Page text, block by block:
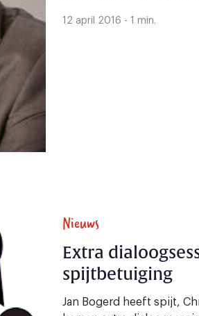
12 april 2016 - 1 min.
Nieuws
Extra
spijtbetuiging
Jan Bogerd heeft spijt,